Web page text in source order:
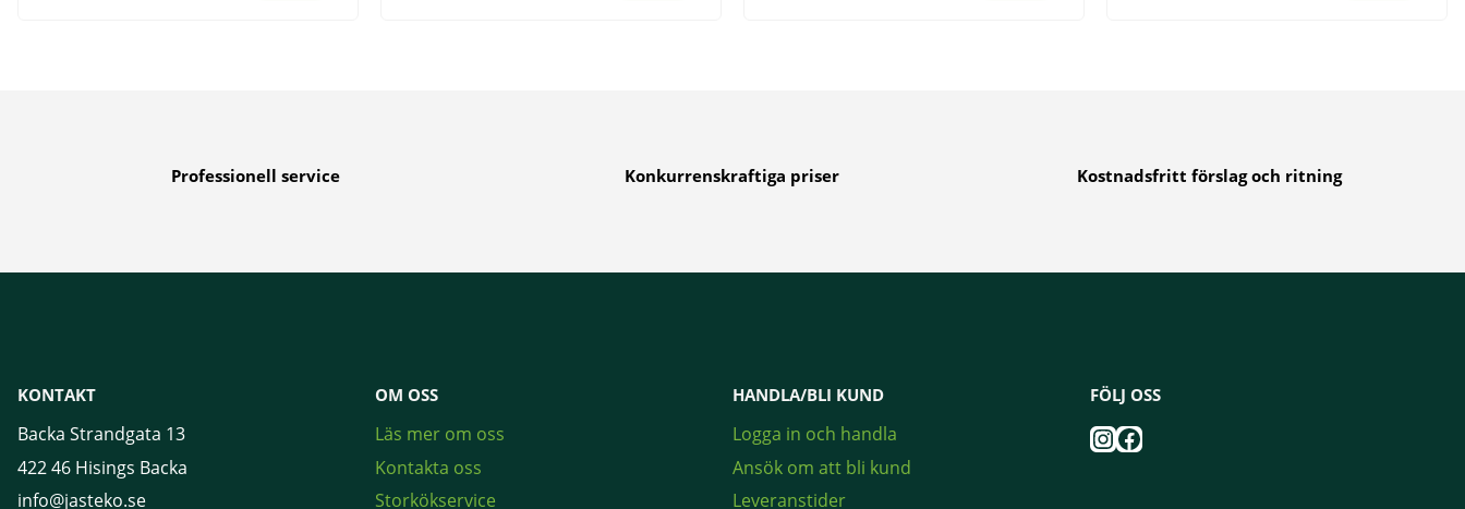
Professionell service Konkurrenskraftiga priser Kostnadsfritt förslag och ritning
KONTAKT
Backa Strandgata 13
422 46 Hisings Backa
info@jasteko.se
OM OSS
Läs mer om oss
Kontakta oss
Storkökservice
HANDLA/BLI KUND
Logga in och handla
Ansök om att bli kund
Leveranstider
FÖLJ OSS
Instagram
Facebook